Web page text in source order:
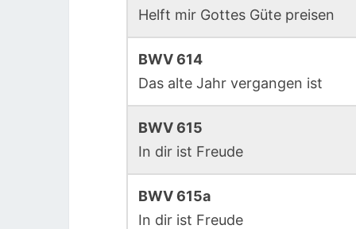
Helft mir Gottes Güte preisen
BWV 614
Das alte Jahr vergangen ist
BWV 615
In dir ist Freude
BWV 615a
In dir ist Freude